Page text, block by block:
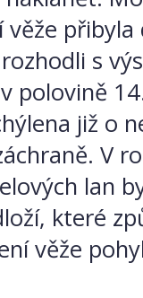
s
polovině
již o
V
lan
které
věže